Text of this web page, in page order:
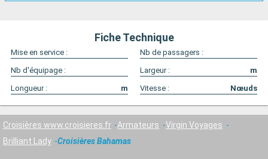
Fiche Technique
Mise en service :
Nb de passagers :
Nb d'équipage :
Largeur :
m
Longueur :
m Vitesse : Nœuds
Croisières www.croisieres.fr Armateurs
Virgin Voyages
Brilliant Lady
Croisières Bahamas